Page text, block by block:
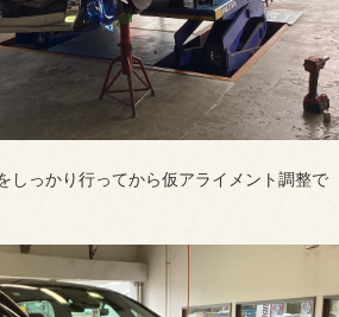
しっかり行ってから仮アライメント調整で